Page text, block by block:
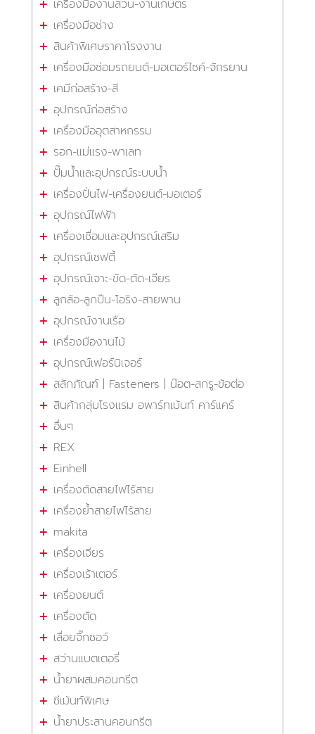
เครื่องมืองานสวน-งานเกษตร
เครื่องมือช่าง
สินค้าพิเศษราคาโรงงาน
เครื่องมือซ่อมรถยนต์-มอเตอร์ไซค์-จักรยาน
เคมีก่อสร้าง-สี
อุปกรณ์ก่อสร้าง
เครื่องมืออุตสาหกรรม
รอก-แม่แรง-พาเลท
ปั๊มน้ำและอุปกรณ์ระบบน้ำ
เครื่องปั่นไฟ-เครื่องยนต์-มอเตอร์
อุปกรณ์ไฟฟ้า
เครื่องเชื่อมและอุปกรณ์เสริม
อุปกรณ์เซฟตี้
อุปกรณ์เจาะ-ขัด-ตัด-เจียร
ลูกล้อ-ลูกปืน-โอริง-สายพาน
อุปกรณ์งานเรือ
เครื่องมืองานไม้
อุปกรณ์เฟอร์นิเจอร์
สลักภัณฑ์ | Fasteners | น๊อต-สกรู-ข้อต่อ
สินค้ากลุ่มโรงแรม อพาร์ทเม้นท์ คาร์แคร์
อื่นๆ
REX
Einhell
เครื่องตัดสายไฟไร้สาย
เครื่องย้ำสายไฟไร้สาย
makita
เครื่องเจียร
เครื่องเร้าเตอร์
เครื่องยนต์
เครื่องตัด
เลื่อยจิ๊กซอว์
สว่านแบตเตอรี่
น้ำยาผสมคอนกรีต
ซีเม้นท์พิเศษ
น้ำยาประสานคอนกรีต